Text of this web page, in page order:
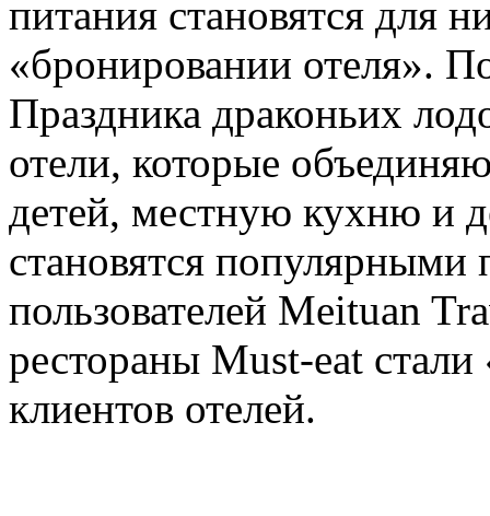
питания становятся для
«бронировании отеля».
Праздника драконьих
отели, которые
детей, местную кухню и
становятся
пользователей Meituan
рестораны Must-eat
клиентов отелей.